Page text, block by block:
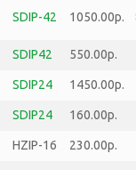
SDIP-42 1050.00р.
SDIP42 550.00р.
SDIP24 1450.00р.
SDIP24 160.00р.
HZIP-16 230.00р.